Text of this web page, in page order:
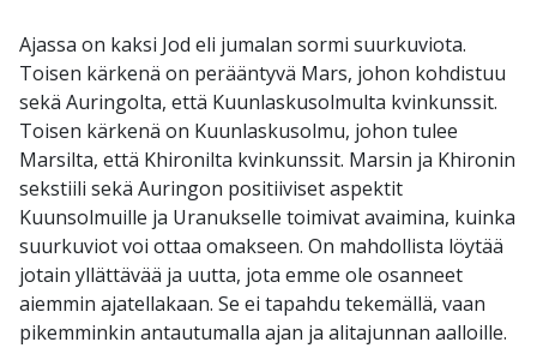
Ajassa on kaksi Jod eli jumalan sormi suurkuviota.
Toisen kärkenä on perääntyvä Mars, johon kohdistuu
sekä Auringolta, että Kuunlaskusolmulta kvinkunssit.
Toisen kärkenä on Kuunlaskusolmu, johon tulee
Marsilta, että Khironilta kvinkunssit. Marsin ja Khironin
sekstiili sekä Auringon positiiviset aspektit
Kuunsolmuille ja Uranukselle toimivat avaimina, kuinka
suurkuviot voi ottaa omakseen. On mahdollista löytää
jotain yllättävää ja uutta, jota emme ole osanneet
aiemmin ajatellakaan. Se ei tapahdu tekemällä, vaan
pikemminkin antautumalla ajan ja alitajunnan aalloille.